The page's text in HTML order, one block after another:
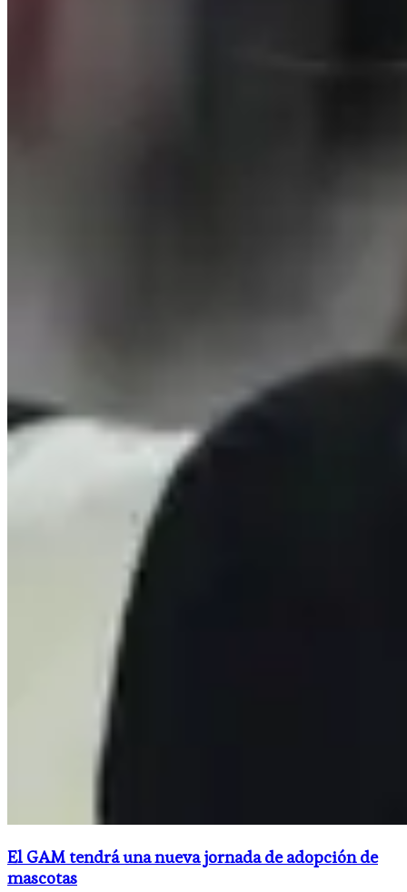
El GAM tendrá una nueva jornada de adopción de
mascotas